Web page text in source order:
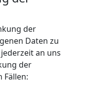
der
Daten zu
an uns
der